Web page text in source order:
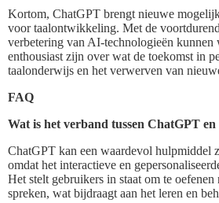
Kortom, ChatGPT brengt nieuwe
voor taalontwikkeling. Met de
verbetering van AI-technologieën kunnen
enthousiast zijn over wat de toekomst in
taalonderwijs en het verwerven van
FAQ
Wat is het verband tussen ChatGPT
ChatGPT kan een waardevol hulpmiddel
omdat het interactieve en
Het stelt gebruikers in staat om te
spreken, wat bijdraagt aan het leren en